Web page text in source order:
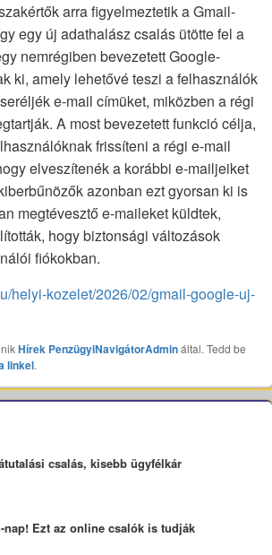
arra figyelmeztetik a Gmail-
egy új adathalász csalás ütötte fel a
nemrégiben bevezetett Google-
ki, amely lehetővé teszi a felhasználók
e-mail címüket, miközben a régi
A most bevezetett funkció célja,
frissíteni a régi e-mail
elveszítenék a korábbi e-mailjeiket
azonban ezt gyorsan ki is
megtévesztő e-maileket küldtek,
hogy biztonsági változások
fiókokban.
helyi-kozelet/2026/02/gmail-google-uj-
Hírek PenzügyiNavigátorAdmináltal. Tedd be
linkel.
csalás, kisebb ügyfélkár
nap! Ezt az online csalók is tudják